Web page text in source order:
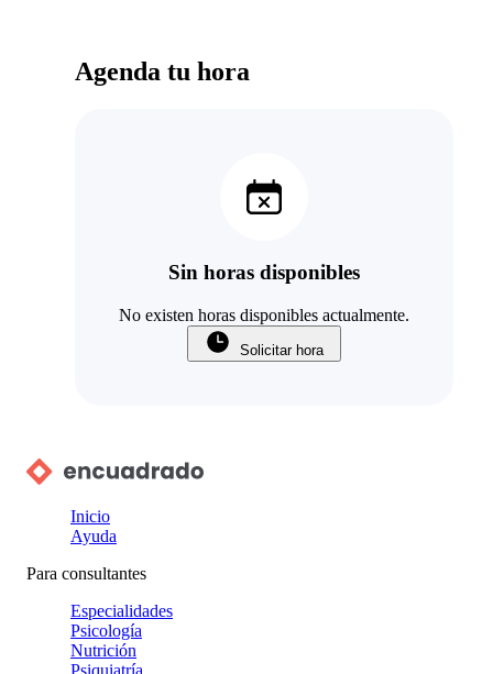
Agenda tu hora
Sin horas disponibles
No existen horas disponibles actualmente.
Solicitar hora
Inicio
Ayuda
Para consultantes
Especialidades
Psicología
Nutrición